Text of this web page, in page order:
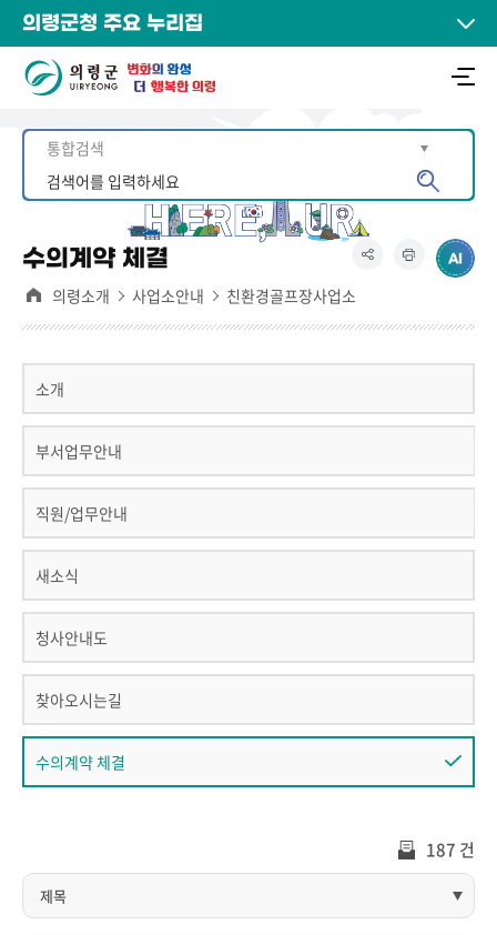
의령군청 주요 누리집
수의계약 체결
의령소개 사업소안내 친환경골프장사업소
소개
부서업무안내
직원/업무안내
새소식
청사안내도
찾아오시는길
수의계약 체결
187 건